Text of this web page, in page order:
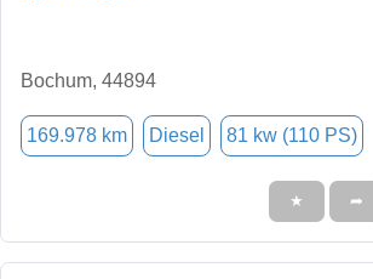
Bochum, 44894
169.978 km Diesel 81 kw (110 PS)
★ ➦